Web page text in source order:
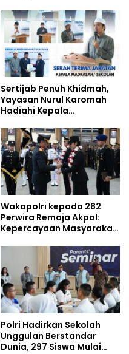
Studi Kepolisian
Sertijab Penuh Khidmah,
Yayasan Nurul Karomah
Hadiahi Kepala
Umrah
Wakapolri kepada 282
Perwira Remaja Akpol:
Kepercayaan Masyarakat
Polri Hadirkan Sekolah
Unggulan Berstandar
Dunia, 297 Siswa Mulai